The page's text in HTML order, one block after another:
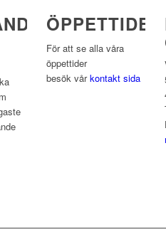
ÖPPETTIDER
För att se alla våra
öppettider
besök vårkontakt sida